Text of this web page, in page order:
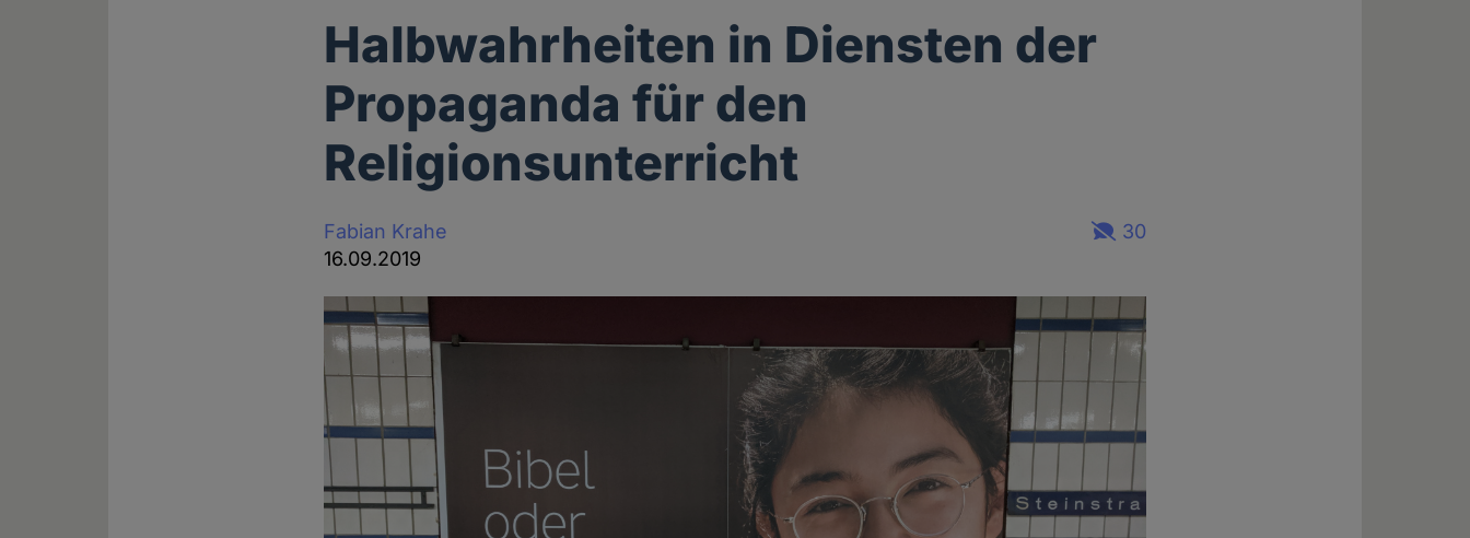
Halbwahrheiten in Diensten der
Propaganda für den
Religionsunterricht
Fabian Krahe
16.09.2019
30